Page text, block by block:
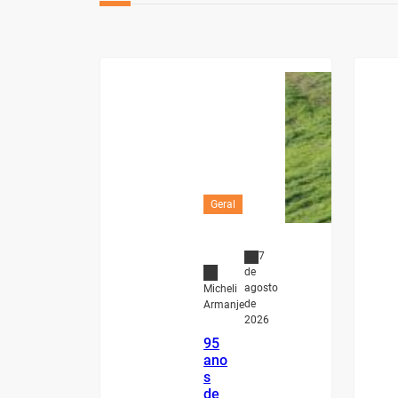
Geral
Micheli
Armanje
7
de
agosto
de
2026
95
ano
s
de